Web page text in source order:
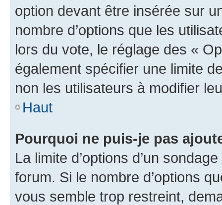
option devant être insérée sur
nombre d’options que les
lors du vote, le réglage des «
également spécifier une limite
non les utilisateurs à modifier
Haut
Pourquoi ne puis-je pas
La limite d’options d’un
forum. Si le nombre d’options
vous semble trop restreint,